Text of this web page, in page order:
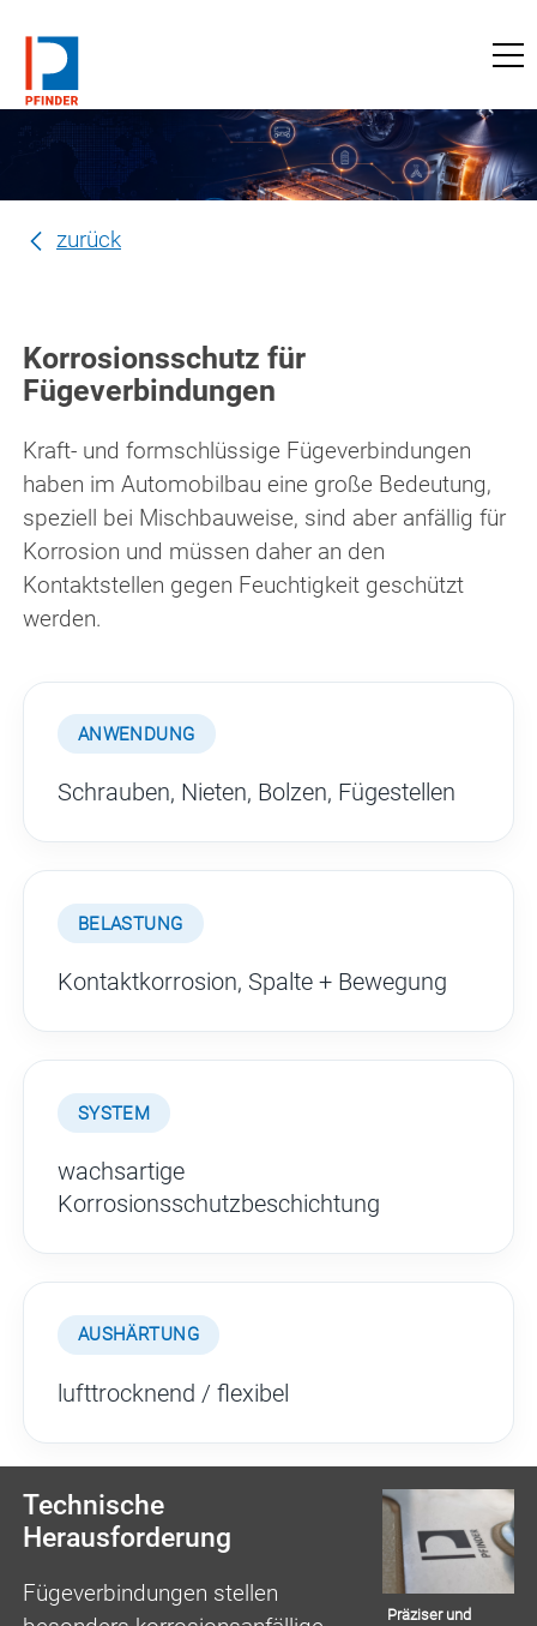
zurück
Korrosionsschutz für
Fügeverbindungen
Kraft- und formschlüssige Fügeverbindungen
haben im Automobilbau eine große Bedeutung,
speziell bei Mischbauweise, sind aber anfällig für
Korrosion und müssen daher an den
Kontaktstellen gegen Feuchtigkeit geschützt
werden.
ANWENDUNG
Schrauben, Nieten, Bolzen, Fügestellen
BELASTUNG
Kontaktkorrosion, Spalte + Bewegung
SYSTEM
wachsartige
Korrosionsschutzbeschichtung
AUSHÄRTUNG
lufttrocknend / flexibel
Technische
Herausforderung
Fügeverbindungen stellen
Präziser und